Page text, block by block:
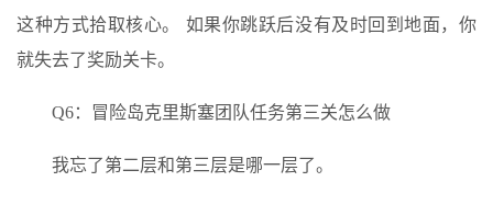
这种方式拾取核心。 如果你跳跃后没有及时回到地面，你
就失去了奖励关卡。
Q6：冒险岛克里斯塞团队任务第三关怎么做
我忘了第二层和第三层是哪一层了。